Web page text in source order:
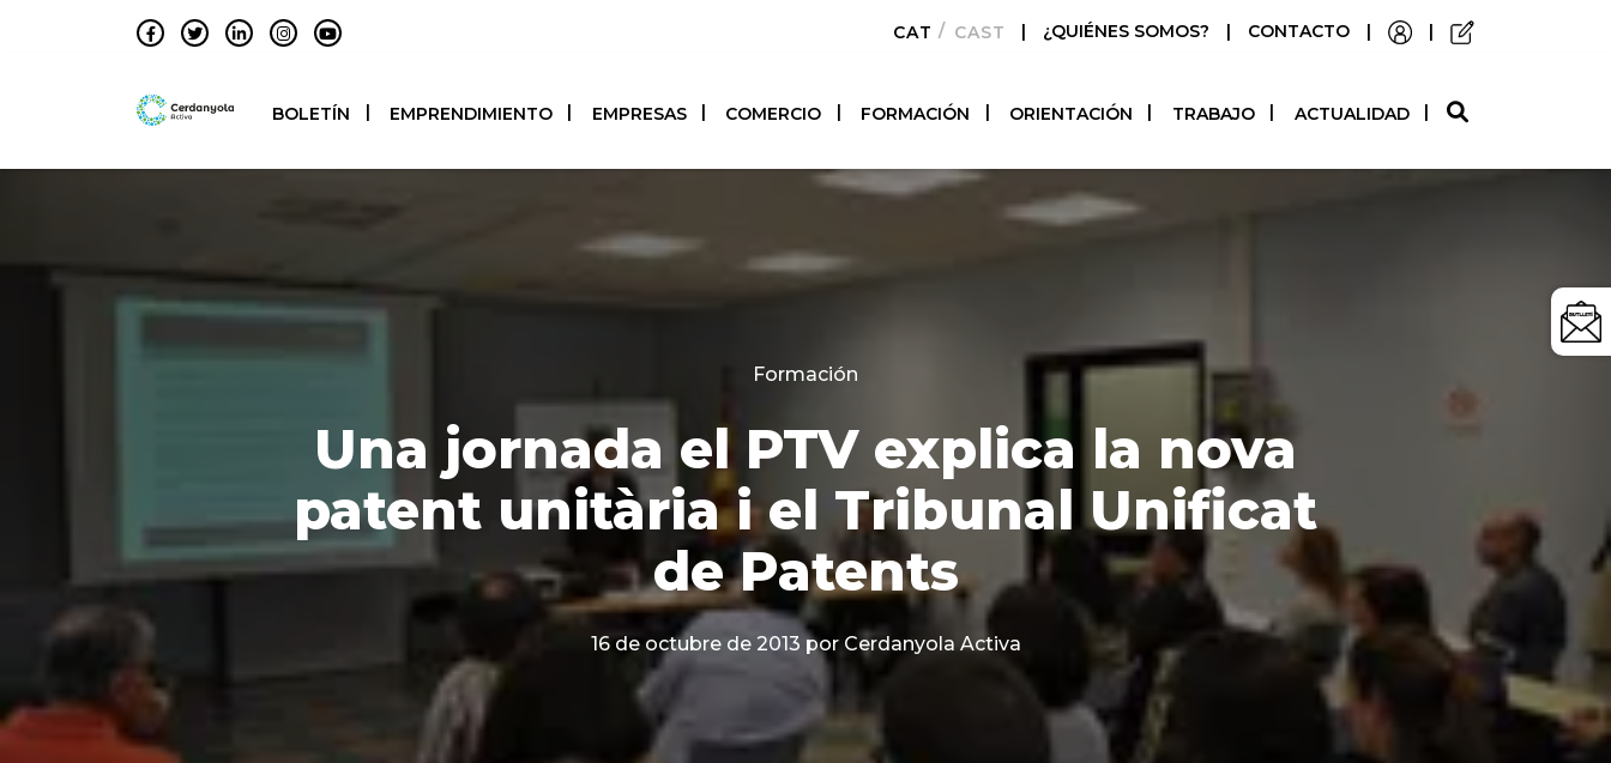
CATALÀCASTELLANO
| ¿QUIÉNES SOMOS? | CONTACTO | |
BOLETÍN EMPRENDIMIENTO EMPRESAS COMERCIO FORMACIÓN ORIENTACIÓN TRABAJO ACTUALIDAD
Categories
Formación
Una jornada el PTV explica la nova
patent unitària i el Tribunal Unificat
de Patents
16 de octubre de 2013 por Cerdanyola Activa